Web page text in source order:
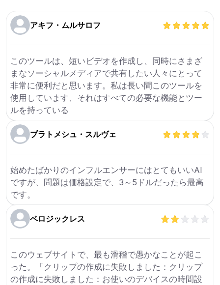
アキフ・ムルサロフ
このツールは、短いビデオを作成し、同時にさまざ
まなソーシャルメディアで共有したい人々にとって
非常に便利だと思います。私は長い間このツールを
使用しています、それはすべての必要な機能とツー
ルを持っている
プラトメシュ・スルヴェ
始めたばかりのインフルエンサーにはとてもいいAI
ですが、問題は価格設定で、3～5ドルだったら最高
です。
ベロジックレス
このウェブサイトで、最も滑稽で愚かなことが起こ
った。「クリップの作成に失敗しました：クリップ
の作成に失敗しました：お使いのデバイスの時間設